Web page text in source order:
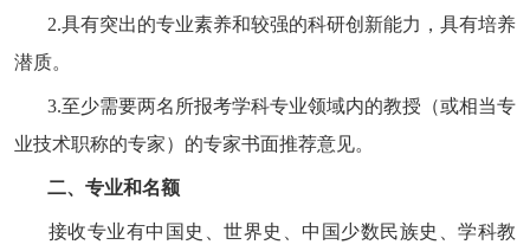
2.具有突出的专业素养和较强的科研创新能力，具有培养
潜质。
3.至少需要两名所报考学科专业领域内的教授（或相当专
业技术职称的专家）的专家书面推荐意见。
二、专业和名额
接收专业有中国史、世界史、中国少数民族史、学科教